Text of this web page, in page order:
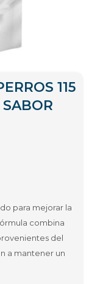
115
para mejorar la
combina
del
a mantener un